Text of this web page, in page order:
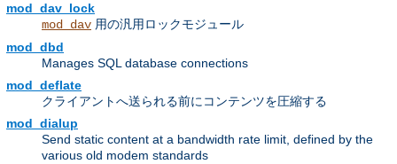
mod_dav_lock
mod_dav 用の汎用ロックモジュール
mod_dbd
Manages SQL database connections
mod_deflate
クライアントへ送られる前にコンテンツを圧縮する
mod_dialup
Send static content at a bandwidth rate limit, defined by the
various old modem standards